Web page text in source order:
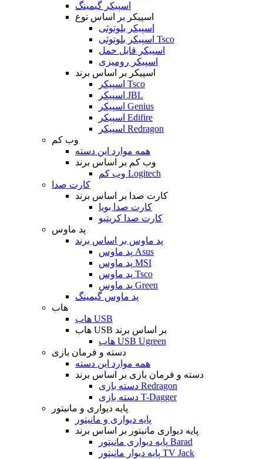
اسپیکر گیمینگ
اسپیکر بر اساس نوع
اسپیکر بلوتوثی
اسپیکر بلوتوثی Tsco
اسپیکر قابل حمل
اسپیکر رومیزی
اسپیکر بر اساس برند
اسپیکر Tsco
اسپیکر JBL
اسپیکر Genius
اسپیکر Edifire
اسپیکر Redragon
وب کم
همه موارد این دسته
وب کم بر اساس برند
وب کم Logitech
کارت صدا
کارت صدا بر اساس برند
کارت صدا بویا
کارت صدا کریتیو
پد ماوس
پد ماوس بر اساس برند
پد ماوس Asus
پد ماوس MSI
پد ماوس Tsco
پد ماوس Green
پد ماوس گیمینگ
هاب
هاب USB
هاب USB بر اساس برند
هاب USB Ugreen
دسته و فرمان بازی
همه موارد این دسته
دسته و فرمان بازی بر اساس برند
دسته بازی Redragon
دسته بازی T-Dagger
پایه دیواری و مانیتور
پایه دیواری و مانیتور
پایه دیواری مانیتور بر اساس برند
پایه دیواری مانیتور Barad
پایه دیوار مانیتور TV Jack